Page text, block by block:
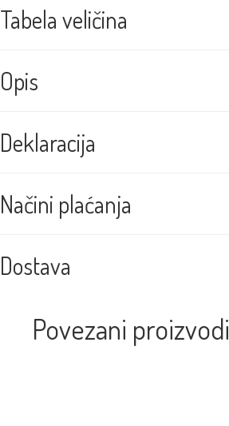
Tabela veličina
Opis
Deklaracija
Načini plaćanja
Dostava
Povezani proizvodi